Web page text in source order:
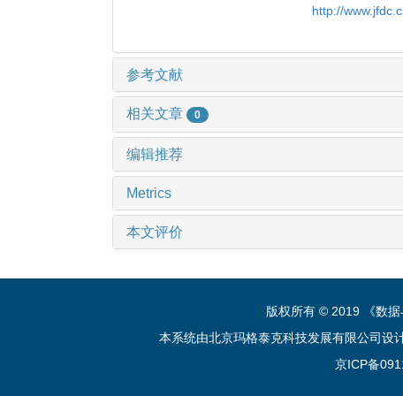
http://
参考文献
相关文章 0
编辑推荐
Metrics
本文评价
版权所有 © 2019 《数
本系统由北京玛格泰克科技发展有限公司
京ICP备